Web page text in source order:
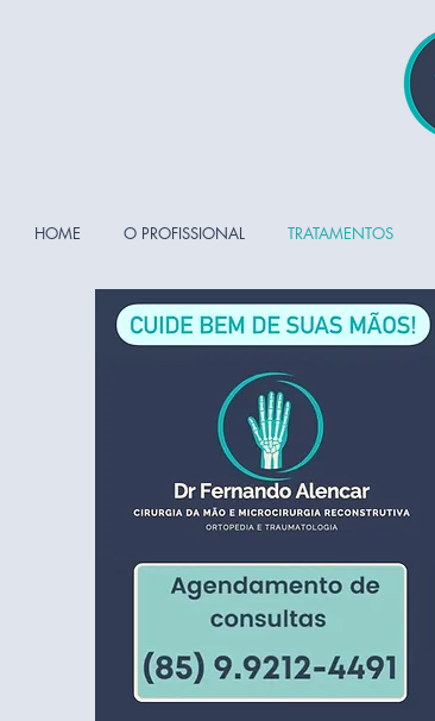
HOME O PROFISSIONAL TRATAMENTOS